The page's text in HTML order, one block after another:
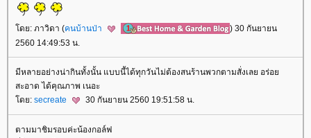
ดย: ภาวิดา (คนบ้านป่า
) 30 กันยายน
2560 14:49:53 น.
มีหลายอย่างน่ากินทั้งนั้น แบบนี้ได้ทุกวันไม่ต้องสนร้านพวกตามสั่งเลย อร่อ
สะอาด ได้คุณภาพ เนอะ
ดย: secreate 30 กันยายน 2560 19:51:58 น.
ตามมาชิมรอบค่ะน้องกอล์ฟ